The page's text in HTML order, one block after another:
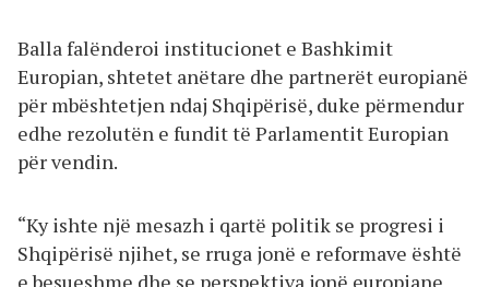
Balla falënderoi institucionet e Bashkimit
Europian, shtetet anëtare dhe partnerët europianë
për mbështetjen ndaj Shqipërisë, duke përmendur
edhe rezolutën e fundit të Parlamentit Europian
për vendin.
“Ky ishte një mesazh i qartë politik se progresi i
Shqipërisë njihet, se rruga jonë e reformave është
e besueshme dhe se perspektiva jonë europiane